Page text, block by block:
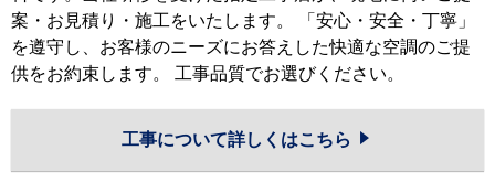
案・お見積り・施工をいたします。 「安心・安全・丁寧」
を遵守し、お客様のニーズにお答えした快適な空調のご提
供をお約束します。 工事品質でお選びください。
工事について詳しくはこちら